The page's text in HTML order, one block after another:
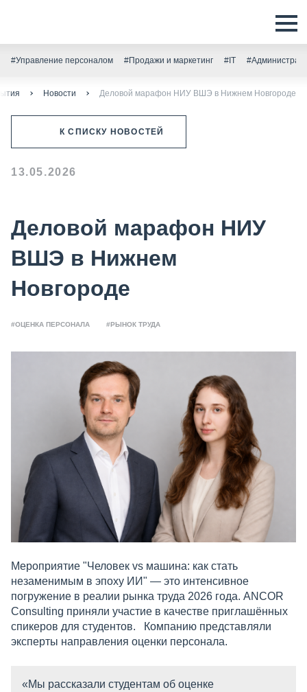
#Управление персоналом #Продажи и маркетинг #IT
Новости Деловой марафон НИУ ВШЭ в Нижнем Новгороде
К СПИСКУ НОВОСТЕЙ
13.05.2026
Деловой марафон НИУ
ВШЭ в Нижнем
Новгороде
#ОЦЕНКА ПЕРСОНАЛА #РЫНОК ТРУДА
Мероприятие "Человек vs машина: как стать
незаменимым в эпоху ИИ" — это интенсивное
погружение в реалии рынка труда 2026 года. ANCOR
Consulting приняли участие в качестве приглашённых
спикеров для студентов. Компанию представляли
эксперты направления оценки персонала.
«Мы рассказали студентам об оценке